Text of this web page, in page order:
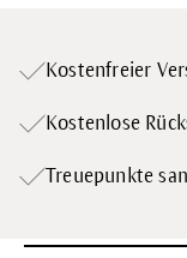
Kostenfreier
Kostenlose
Treuepunkte